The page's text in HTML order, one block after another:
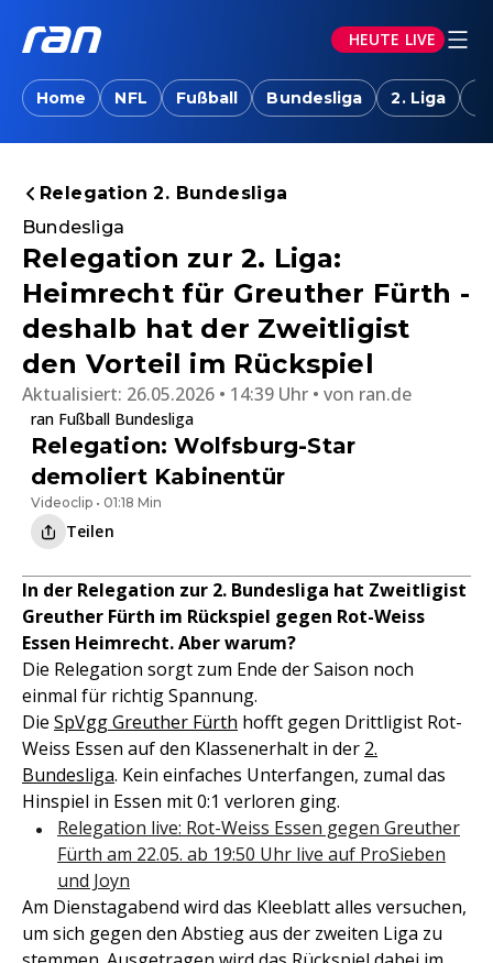
HEUTE LIVE
Home NFL Fußball Bundesliga 2. Liga
Relegation 2. Bundesliga
Bundesliga
Relegation zur 2. Liga:
Heimrecht für Greuther Fürth -
deshalb hat der Zweitligist
den Vorteil im Rückspiel
Aktualisiert: 26.05.2026 • 14:39 Uhr von ran.de
ran Fußball Bundesliga
Relegation: Wolfsburg-Star
demoliert Kabinentür
Videoclip • 01:18 Min
Teilen
In der Relegation zur 2. Bundesliga hat Zweitligist
Greuther Fürth im Rückspiel gegen Rot-Weiss
Essen Heimrecht. Aber warum?
Die Relegation sorgt zum Ende der Saison noch
einmal für richtig Spannung.
Die SpVgg Greuther Fürth hofft gegen Drittligist Rot-
Weiss Essen auf den Klassenerhalt in der 2.
Bundesliga. Kein einfaches Unterfangen, zumal das
Hinspiel in Essen mit 0:1 verloren ging.
Relegation live: Rot-Weiss Essen gegen Greuther
Fürth am 22.05. ab 19:50 Uhr live auf ProSieben
und Joyn
Am Dienstagabend wird das Kleeblatt alles versuchen,
um sich gegen den Abstieg aus der zweiten Liga zu